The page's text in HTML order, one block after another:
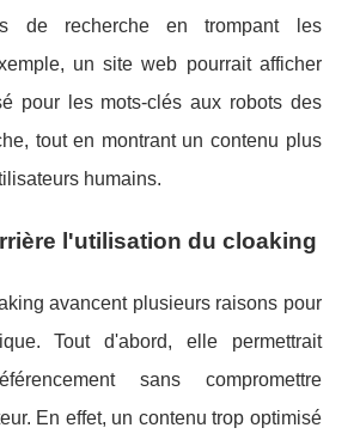
de recherche en trompant les
un site web pourrait afficher
pour les mots-clés aux robots des
tout en montrant un contenu plus
humains.
l'utilisation du cloaking
avancent plusieurs raisons pour
Tout d'abord, elle permettrait
sans compromettre
En effet, un contenu trop optimisé